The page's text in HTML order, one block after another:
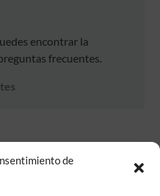
de
encontrar la
frecuentes.